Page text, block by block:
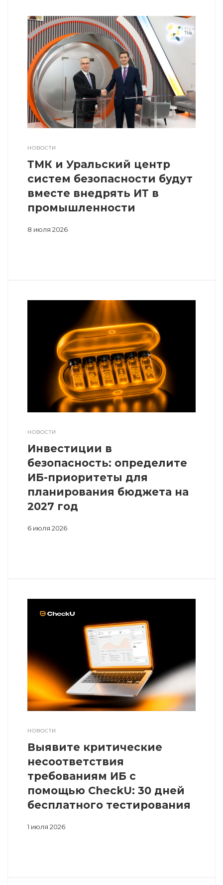
НОВОСТИ
ТМК и Уральский центр
систем безопасности будут
вместе внедрять ИТ в
промышленности
8 июля 2026
НОВОСТИ
Инвестиции в
безопасность: определите
ИБ-приоритеты для
планирования бюджета на
2027 год
6 июля 2026
НОВОСТИ
Выявите критические
несоответствия
требованиям ИБ с
помощью CheckU: 30 дней
бесплатного тестирования
1 июля 2026